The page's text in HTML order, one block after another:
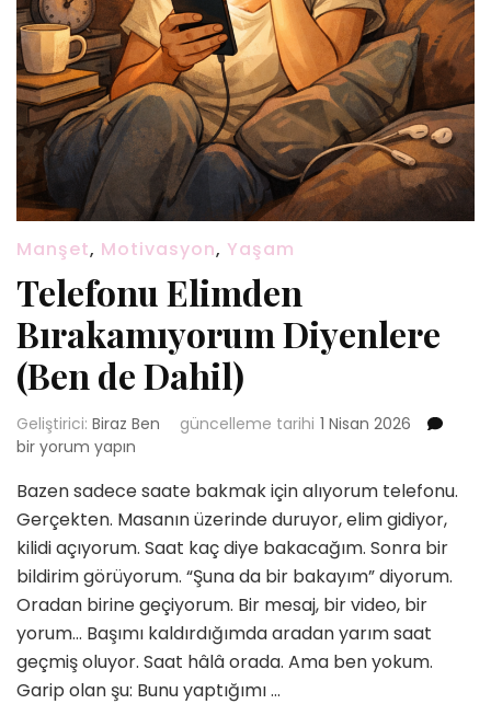
Manşet, Motivasyon, Yaşam
Telefonu Elimden
Bırakamıyorum Diyenlere
(Ben de Dahil)
Geliştirici: Biraz Ben güncelleme tarihi 1 Nisan 2026
bir yorum yapın
Bazen sadece saate bakmak için alıyorum telefonu.
Gerçekten. Masanın üzerinde duruyor, elim gidiyor,
kilidi açıyorum. Saat kaç diye bakacağım. Sonra bir
bildirim görüyorum. “Şuna da bir bakayım” diyorum.
Oradan birine geçiyorum. Bir mesaj, bir video, bir
yorum… Başımı kaldırdığımda aradan yarım saat
geçmiş oluyor. Saat hâlâ orada. Ama ben yokum.
Garip olan şu: Bunu yaptığımı …